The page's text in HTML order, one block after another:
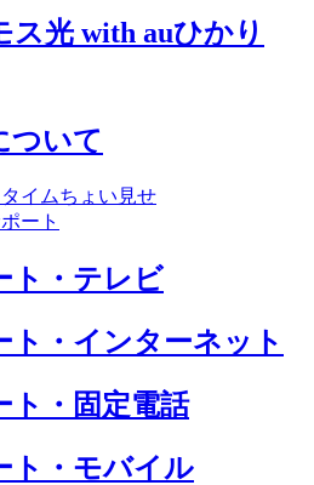
ス光 with auひかり
ついて
イムちょい見せ
ート
ト・テレビ
ト・インターネット
ト・固定電話
ト・モバイル